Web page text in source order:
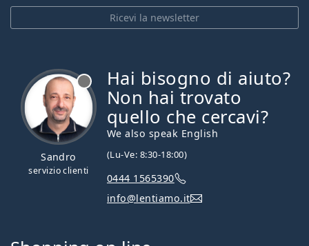
Ricevi la newsletter
Sandro
servizio clienti
Hai bisogno di aiuto?
Non hai trovato
quello che cercavi?
We also speak English
(Lu-Ve: 8:30-18:00)
0444 1565390
info@lentiamo.it